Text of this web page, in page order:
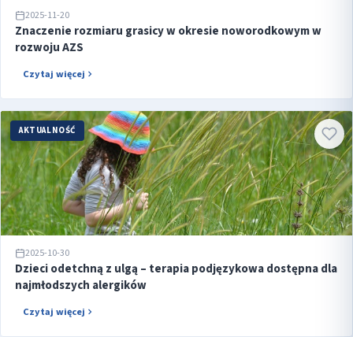
2025-11-20
Znaczenie rozmiaru grasicy w okresie noworodkowym w
rozwoju AZS
Czytaj więcej
AKTUALNOŚĆ
2025-10-30
Dzieci odetchną z ulgą – terapia podjęzykowa dostępna dla
najmłodszych alergików
Czytaj więcej